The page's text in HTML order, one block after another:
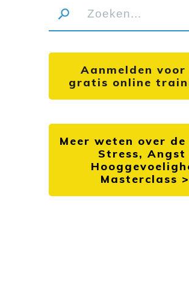
Aanmelden voor
gratis online
Meer weten over
Stress, Angst
Masterclass